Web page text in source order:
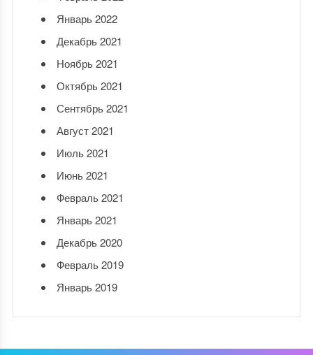
Январь 2022
Декабрь 2021
Ноябрь 2021
Октябрь 2021
Сентябрь 2021
Август 2021
Июль 2021
Июнь 2021
Февраль 2021
Январь 2021
Декабрь 2020
Февраль 2019
Январь 2019